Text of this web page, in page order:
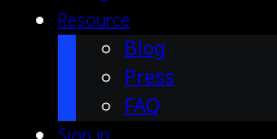
Resource
Blog
Press
FAQ